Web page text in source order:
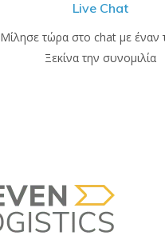
Live Chat
Μίλησε τώρα στο chat με έναν
Ξεκίνα την συνομιλία